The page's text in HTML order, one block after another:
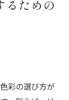
るための
彩の選び方が